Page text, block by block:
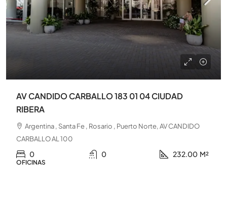
AV CANDIDO CARBALLO 183 01 04 CIUDAD
RIBERA
Argentina , Santa Fe , Rosario , Puerto Norte, AV CANDIDO
CARBALLO AL 100
0 0 232.00 M²
OFICINAS